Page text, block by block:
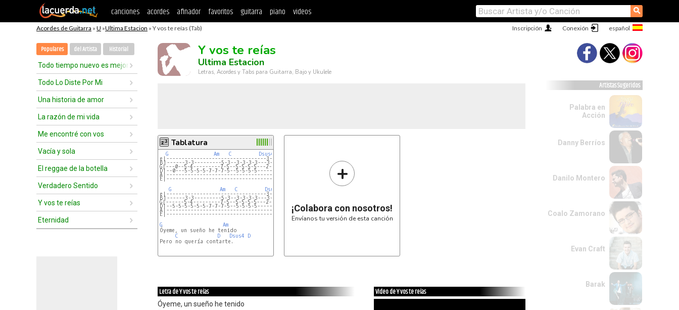
canciones acordes afinador favoritos guitarra piano videos ⚲
Acordes de Guitarra » U »Ultima Estacion » Y vos te reías (Tab) Conexión
Inscripción
Populares del Artista Historial
Todo tiempo nuevo es mejor
Todo Lo Diste Por Mi
Una historia de amor
La razón de mi vida
Me encontré con vos
Vacía y sola
El reggae de la botella
Verdadero Sentido
Y vos te reías
Eternidad
Y vos te reías
Ultima Estacion
Letras, Acordes y Tabs para Guitarra, Bajo y Ukulele
Tablatura
G Am C Dsus4
e|---------------------------------3-3-3-3-2----------------
B|------3-3---------5-3--3-3-3-3---3-3-3-3-3----------------
G|---0--5-4---------7-5--5-5-5-5---2-2-2-2-2----------------
D|--0---5-5-5-5-7-7-7-5--5-5-5-5----------------------------
A|----------------------------------------------------------
E|----------------------------------------------------------
G
Am C Dsus4
e|---------------------------------3-3-3-3-2-----3-3-3-3-2--
B|------3-3---------5-3--3-3-3-3---3-3-3-3-3-----3-3-3-3-3--
G|------5-4---------7-5--5-5-5-5---2-2-2-2-2-----2-2-2-2-2--
D|--5-5-5-5-5-5-7-7-7-5--5-5-5-5----------------------------
A|----------------------------------------------------------
E|----------------------------------------------------------
G
Am
Óyeme, un sueño he tenido
C
D Dsus4
D
+
¡Colabora con nosotros!
Envíanos tu versión de esta canción
Letra de Y vos te reías
Óyeme, un sueño he tenido
Video de Y vos te reías
Artistas Sugeridos
Palabra en
Acción
Danny Berríos
Danilo Montero
Coalo Zamorano
Evan Craft
Barak